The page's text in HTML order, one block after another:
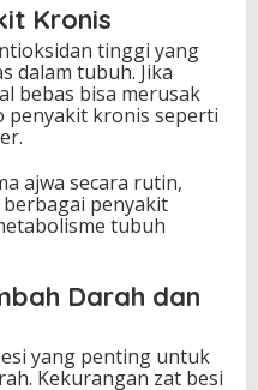
Kronis
tinggi yang
dalam tubuh. Jika
bebas bisa merusak
penyakit kronis seperti
ajwa secara rutin,
penyakit
tubuh
Darah dan
yang penting untuk
Kekurangan zat besi